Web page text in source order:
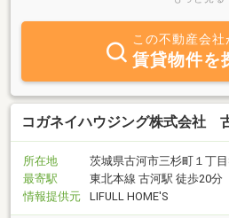
有効活用を相談したい、勝手に駐車場
る、などなどの農地や空き地のお悩み
い、アパート経営したい、場所が遠く
せたい、などなどの賃貸管理のお悩み
なってしまって困ってしまったなどの
門の資格と知識と経験がある弊社にお
診断士・建築士・応急危険度判定士・
省エネルギー設計者・福祉住環境コー
この不動産会社
賃貸物件を
コガネイハウジング株式会社
所在地
茨城県古河市三杉町１丁目
最寄駅
東北本線 古河駅 徒歩20分
情報提供元
LIFULL HOME'S